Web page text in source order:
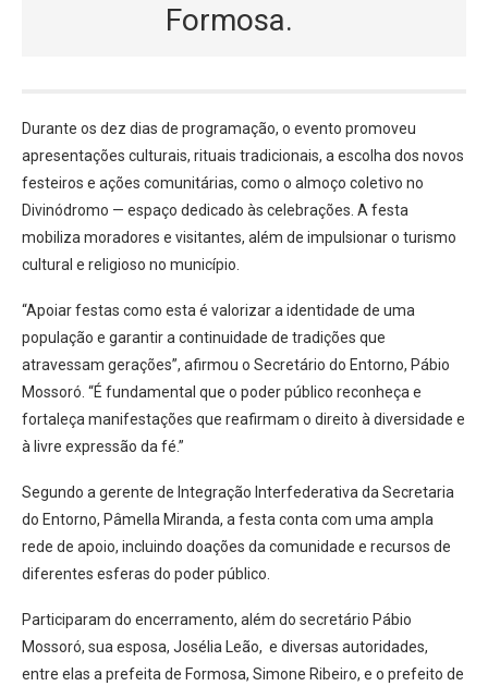
Formosa.
Durante os dez dias de programação, o evento promoveu
apresentações culturais, rituais tradicionais, a escolha dos novos
festeiros e ações comunitárias, como o almoço coletivo no
Divinódromo — espaço dedicado às celebrações. A festa
mobiliza moradores e visitantes, além de impulsionar o turismo
cultural e religioso no município.
“Apoiar festas como esta é valorizar a identidade de uma
população e garantir a continuidade de tradições que
atravessam gerações”, afirmou o Secretário do Entorno, Pábio
Mossoró. “É fundamental que o poder público reconheça e
fortaleça manifestações que reafirmam o direito à diversidade e
à livre expressão da fé.”
Segundo a gerente de Integração Interfederativa da Secretaria
do Entorno, Pâmella Miranda, a festa conta com uma ampla
rede de apoio, incluindo doações da comunidade e recursos de
diferentes esferas do poder público.
Participaram do encerramento, além do secretário Pábio
Mossoró, sua esposa, Josélia Leão, e diversas autoridades,
entre elas a prefeita de Formosa, Simone Ribeiro, e o prefeito de